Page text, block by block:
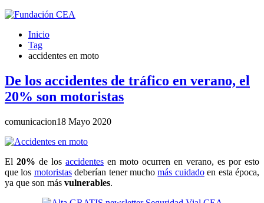
Inicio
Tag
accidentes en moto
De los accidentes de tráfico en verano, el
20% son motoristas
comunicacion18 Mayo 2020
El 20% de los accidentes en moto ocurren en verano, es por esto
que los motoristasdeberían tener muchomás cuidadoen esta época,
ya que son más vulnerables.